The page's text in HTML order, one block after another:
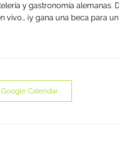
y gastronomía alemanas.
vivo… ¡y gana una beca para
Google Calendar